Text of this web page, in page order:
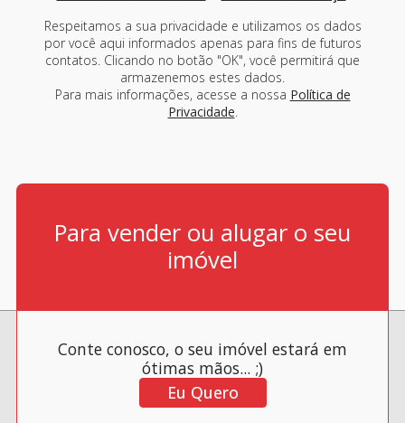
Respeitamos a sua privacidade e utilizamos os dados
por você aqui informados apenas para fins de futuros
contatos. Clicando no botão "OK", você permitirá que
armazenemos estes dados.
Para mais informações, acesse a nossa Política de
Privacidade.
Para vender ou alugar o seu
imóvel
Conte conosco, o seu imóvel estará em
ótimas mãos... ;)
Eu Quero